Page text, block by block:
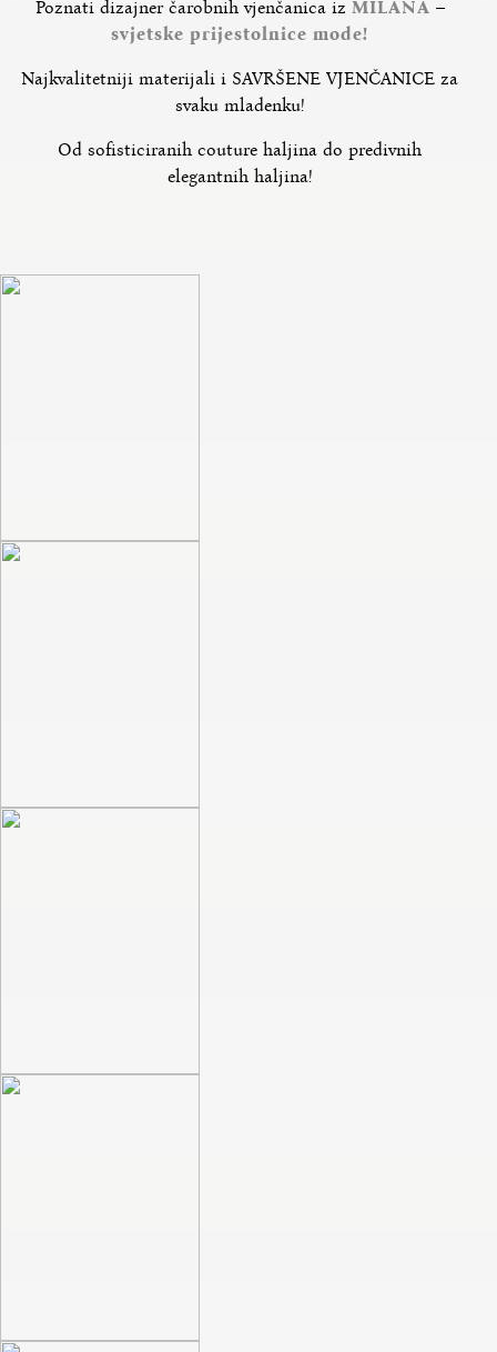
Poznati dizajner čarobnih vjenčanica iz MILANA –
svjetske prijestolnice mode!
Najkvalitetniji materijali i SAVRŠENE VJENČANICE za
svaku mladenku!
Od sofisticiranih couture haljina do predivnih
elegantnih haljina!